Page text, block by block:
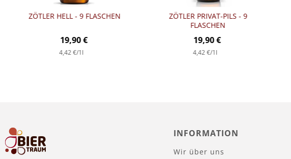
ZÖTLER HELL - 9 FLASCHEN
19,90 €
4,42 €/1l
ZÖTLER PRIVAT-PILS - 9
FLASCHEN
19,90 €
4,42 €/1l
INFORMATION
Wir über uns